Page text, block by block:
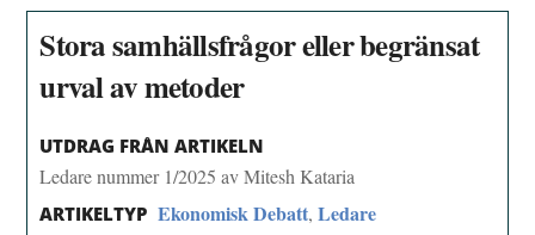
Stora samhällsfrågor eller begränsat
urval av metoder
UTDRAG FRÅN ARTIKELN
Ledare nummer 1/2025 av Mitesh Kataria
ARTIKELTYP Ekonomisk Debatt,Ledare